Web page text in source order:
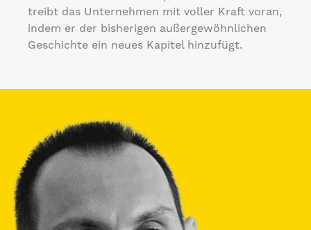
treibt das Unternehmen mit voller Kraft voran,
indem er der bisherigen außergewöhnlichen
Geschichte ein neues Kapitel hinzufügt.